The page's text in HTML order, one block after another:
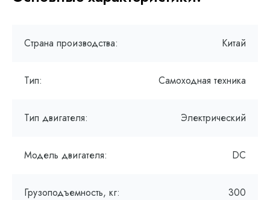
Страна производства: Китай
Тип: Самоходная техника
Тип двигателя: Электрический
Модель двигателя: DC
Грузоподъемность, кг: 300